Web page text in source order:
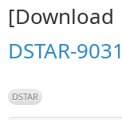
[Download
DSTAR-
DSTAR